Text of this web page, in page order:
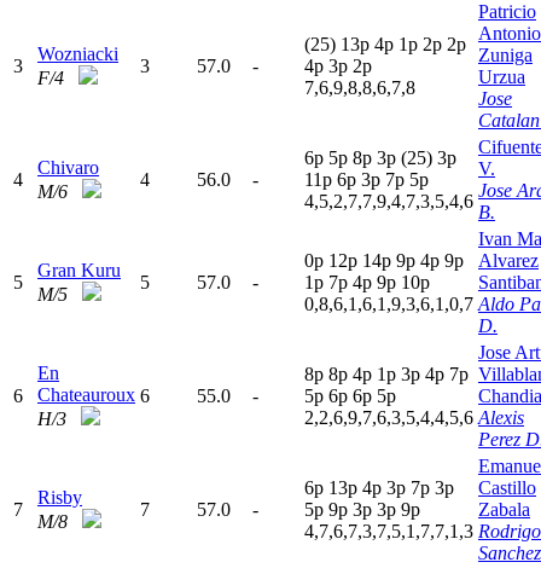
3
Wozniacki
F/4
3 57.0 -
(25) 13p 4p 1p 2p 2p
4p 3p 2p
7,6,9,8,8,6,7,8
Patricio
Antonio
Zuniga
Urzua
Jose
4
Chivaro
M/6
4 56.0 -
6p 5p 8p 3p (25) 3p
11p 6p 3p 7p 5p
4,5,2,7,7,9,4,7,3,5,4,6
V.
Jose
B.
5
Gran Kuru
M/5
5 57.0 -
0p 12p 14p 9p 4p 9p
1p 7p 4p 9p 10p
0,8,6,1,6,1,9,3,6,1,0,7
Ivan
Alvarez
Aldo
D.
6
En
Chateauroux
H/3
6 55.0 -
8p 8p 4p 1p 3p 4p 7p
5p 6p 6p 5p
2,2,6,9,7,6,3,5,4,4,5,6
Jose
Chandia
Alexis
Perez
7
Risby
M/8
7 57.0 -
6p 13p 4p 3p 7p 3p
5p 9p 3p 3p 9p
4,7,6,7,3,7,5,1,7,7,1,3
Castillo
Zabala
Rodrigo